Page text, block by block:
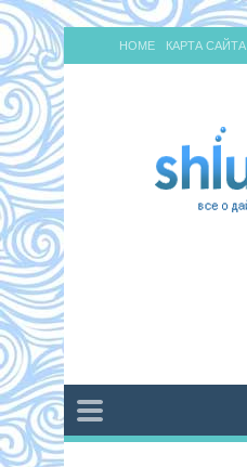
HOME КАРТА САЙТА